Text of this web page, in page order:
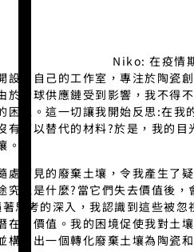
Niko: 在疫情
設了自己的工作室，專注於陶瓷創
於全球供應鏈受到影響，我不得
困境。這一切讓我開始反思:在我
有可以替代的材料?於是，我的目
。
處可見的廢棄土壤，令我產生了
究竟是什麼?當它們失去價值後，
思考的深入，我認識到這些被忽
在的價值。我的困境促使我對土
構思出一個轉化廢棄土壤為陶瓷